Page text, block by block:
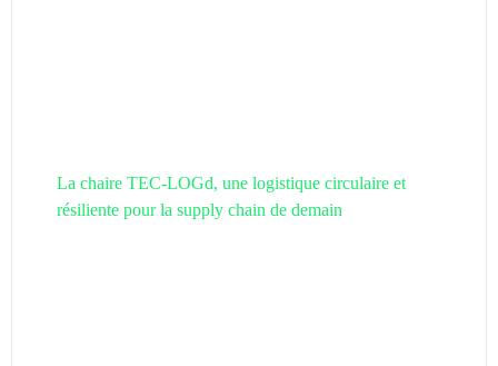
La chaire TEC-LOGd, une logistique circulaire et
résiliente pour la supply chain de demain